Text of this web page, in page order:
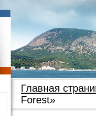
Главная
Forest»